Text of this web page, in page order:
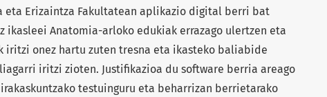
eta Erizaintza Fakultatean aplikazio digital berri bat
ikasleei Anatomia-arloko edukiak errazago ulertzen eta
iritzi onez hartu zuten tresna eta ikasteko baliabide
iritzi zioten. Justifikazioa du software berria areago
testuinguru eta beharrizan berrietarako